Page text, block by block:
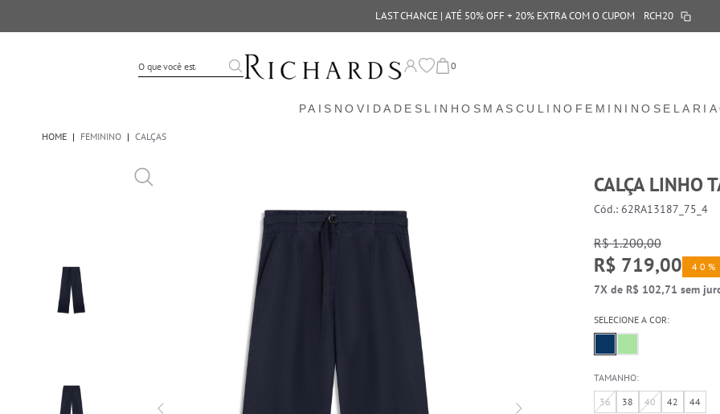
LAST CHANCE | ATÉ 50% OFF + 20% EXTRA COM O CUPOM RCH20
0
PAIS NOVIDADES LINHOS MASCULINO FEMININO SELARIA
HOME | FEMININO | CALÇAS
CALÇA LINHO
Cód.: 62RA13187_75_4
R$ 1.200,00
R$ 719,00 40%
7X de R$ 102,71 sem
SELECIONE A COR:
TAMANHO:
36
38 40 42 44